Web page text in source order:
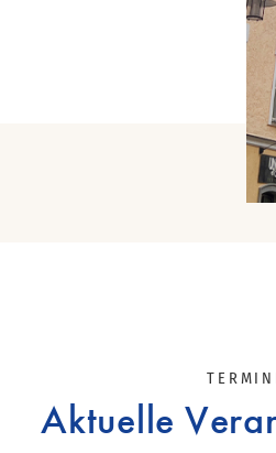
Aktuelle